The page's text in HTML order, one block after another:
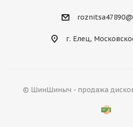
г. Елец,
© ШинШиныч - продажа